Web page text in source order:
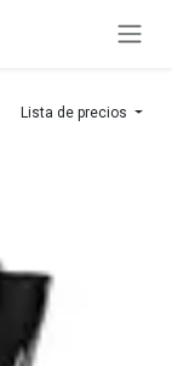
Lista de precios